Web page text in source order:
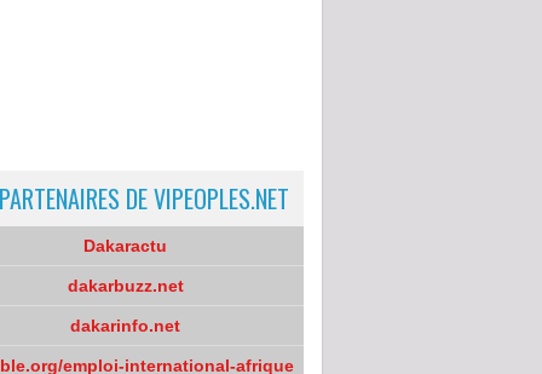
DE VIPEOPLES.NET
Dakaractu
dakarbuzz.net
dakarinfo.net
emploi-international-afrique